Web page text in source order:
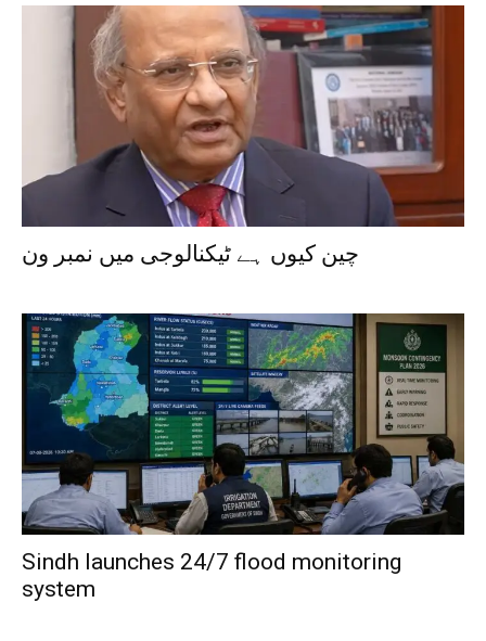
چین کیوں ہے ٹیکنالوجی میں نمبر ون
Sindh launches 24/7 flood monitoring
system